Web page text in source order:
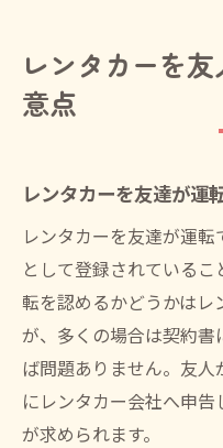
レンタカーを
意点
レンタカーを友達が運
レンタカーを友達が運
として登録されている
転を認めるかどうかは
が、多くの場合は契約
ば問題ありません。友
にレンタカー会社へ申
が求められます。